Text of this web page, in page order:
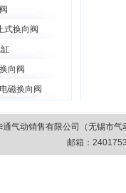
式换向阀
向阀
磁换向阀
通气动销售有限公司（无锡市
邮箱：